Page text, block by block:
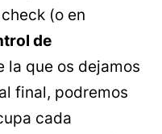
(o en
de
la que os dejamos
final, podremos
cada